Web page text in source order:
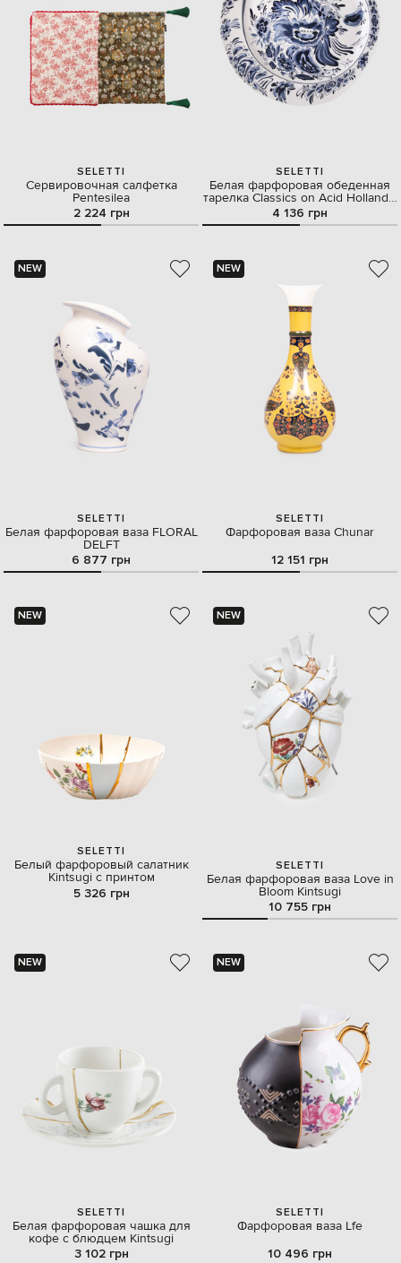
SELETTI
Сервировочная салфетка
Pentesilea
2 224 грн
SELETTI
Белая фарфоровая обеденная
тарелка Classics on Acid Hollandia
Flowers
4 136 грн
NEW
SELETTI
Белая фарфоровая ваза FLORAL
DELFT
6 877 грн
NEW
SELETTI
Фарфоровая ваза Chunar
12 151 грн
NEW
SELETTI
Белый фарфоровый салатник
Kintsugi с принтом
5 326 грн
NEW
SELETTI
Белая фарфоровая ваза Love in
Bloom Kintsugi
10 755 грн
NEW
SELETTI
Белая фарфоровая чашка для
кофе с блюдцем Kintsugi
3 102 грн
NEW
SELETTI
Фарфоровая ваза Lfe
10 496 грн